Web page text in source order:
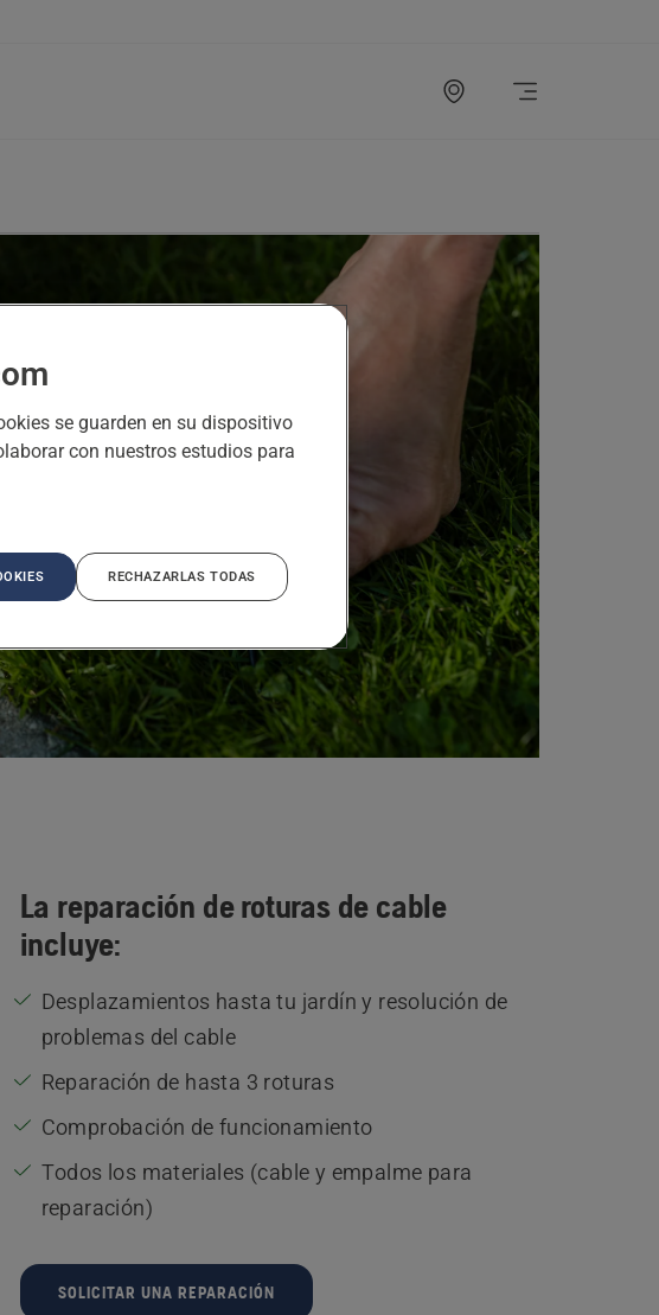
La reparación de roturas de cable
incluye:
Desplazamientos hasta tu jardín y resolución de
problemas del cable
Reparación de hasta 3 roturas
Comprobación de funcionamiento
Todos los materiales (cable y empalme para
reparación)
SOLICITAR UNA REPARACIÓN
se guarden en su dispositivo
con nuestros estudios para
RECHAZARLAS TODAS